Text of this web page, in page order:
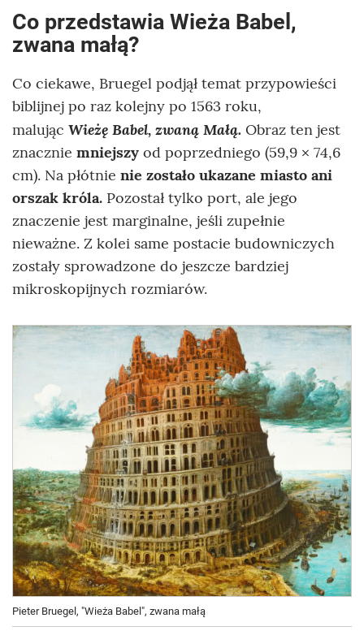
Co przedstawia Wieża Babel,
zwana małą?
Co ciekawe, Bruegel podjął temat przypowieści
biblijnej po raz kolejny po 1563 roku,
malując Wieżę Babel, zwaną Małą. Obraz ten jest
znacznie mniejszy od poprzedniego (59,9 × 74,6
cm). Na płótnie nie zostało ukazane miasto ani
orszak króla. Pozostał tylko port, ale jego
znaczenie jest marginalne, jeśli zupełnie
nieważne. Z kolei same postacie budowniczych
zostały sprowadzone do jeszcze bardziej
mikroskopijnych rozmiarów.
Pieter Bruegel, "Wieża Babel", zwana małą